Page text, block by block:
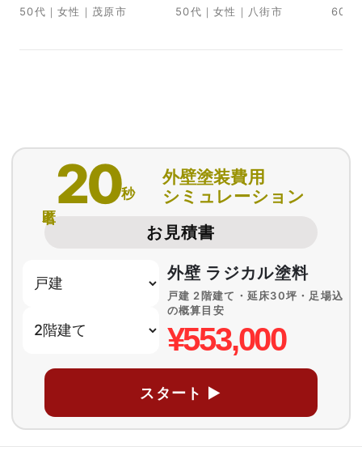
50代｜女性｜茂原市 50代｜女性｜八街市 60代
20秒
外壁塗装費用
シミュレーション
お見積書
外壁 ラジカル塗料
戸建 2階建て・延床30坪・足場込
の概算目安
¥553,000
スタート ▶